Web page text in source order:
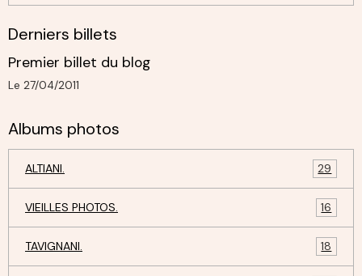
Derniers billets
Premier billet du blog
Le 27/04/2011
Albums photos
ALTIANI. 29
VIEILLES PHOTOS. 16
TAVIGNANI. 18